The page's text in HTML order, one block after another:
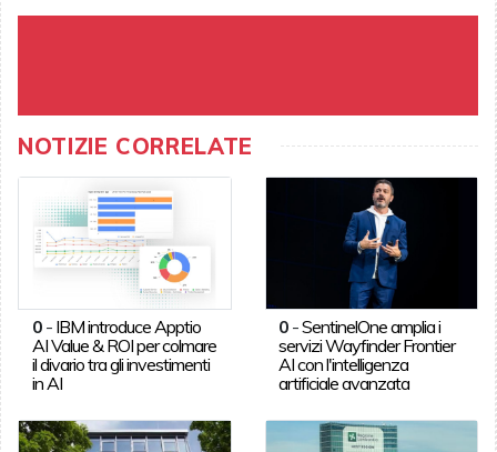
NOTIZIE CORRELATE
0- IBM introduce Apptio
AI Value & ROI per colmare
il divario tra gli investimenti
in AI
0 -SentinelOne amplia i
servizi Wayfinder Frontier
AI con l'intelligenza
artificiale avanzata